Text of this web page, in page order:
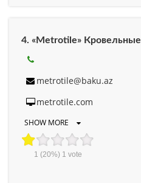
4. «Metrotile»
metrotile@baku.az
metrotile.com
SHOW MORE
1 (20%) 1 vote